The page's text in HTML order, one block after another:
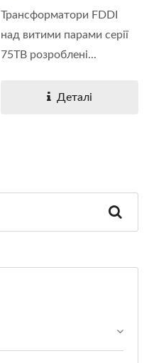
Трансформатори FDDI
над витими парами серії
75TB розроблені...
Деталі